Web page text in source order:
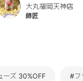
大丸福岡天神店
師匠
ーズ 30%OFF #フ